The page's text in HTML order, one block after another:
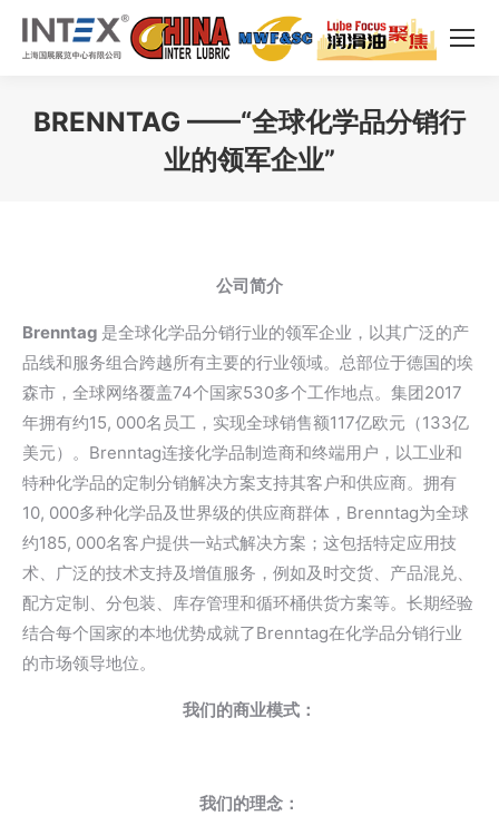
BRENNTAG ——“全球化学品分销行
业的领军企业”
公司简介
Brenntag 是全球化学品分销行业的领军企业，以其广泛的产
品线和服务组合跨越所有主要的行业领域。总部位于德国的埃
森市，全球网络覆盖74个国家530多个工作地点。集团2017
年拥有约15, 000名员工，实现全球销售额117亿欧元（133亿
美元）。Brenntag连接化学品制造商和终端用户，以工业和
特种化学品的定制分销解决方案支持其客户和供应商。拥有
10, 000多种化学品及世界级的供应商群体，Brenntag为全球
约185, 000名客户提供一站式解决方案；这包括特定应用技
术、广泛的技术支持及增值服务，例如及时交货、产品混兑、
配方定制、分包装、库存管理和循环桶供货方案等。长期经验
结合每个国家的本地优势成就了Brenntag在化学品分销行业
的市场领导地位。
我们的商业模式：
我们的理念：